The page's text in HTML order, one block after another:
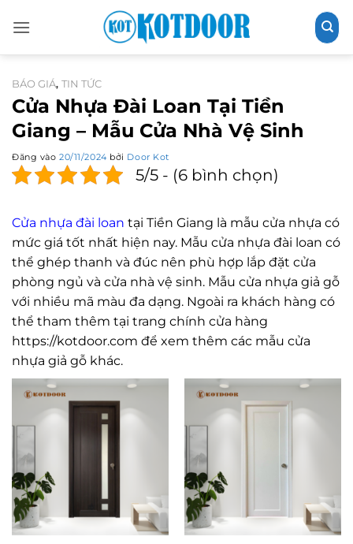
qua
BÁO GIÁ,TIN TỨC
Cửa Nhựa Đài Loan Tại Tiền
Giang – Mẫu Cửa Nhà Vệ Sinh
Đăng vào20/11/2024 bởi Door Kot
5/5 - (6 bình chọn)
Cửa nhựa đài loan tại Tiền Giang là mẫu cửa nhựa có
mức giá tốt nhất hiện nay. Mẫu cửa nhựa đài loan có
thể ghép thanh và đúc nên phù hợp lắp đặt cửa
phòng ngủ và cửa nhà vệ sinh. Mẫu cửa nhựa giả gỗ
với nhiều mã màu đa dạng. Ngoài ra khách hàng có
thể tham thêm tại trang chính cửa hàng
https://kotdoor.com để xem thêm các mẫu cửa
nhựa giả gỗ khác.